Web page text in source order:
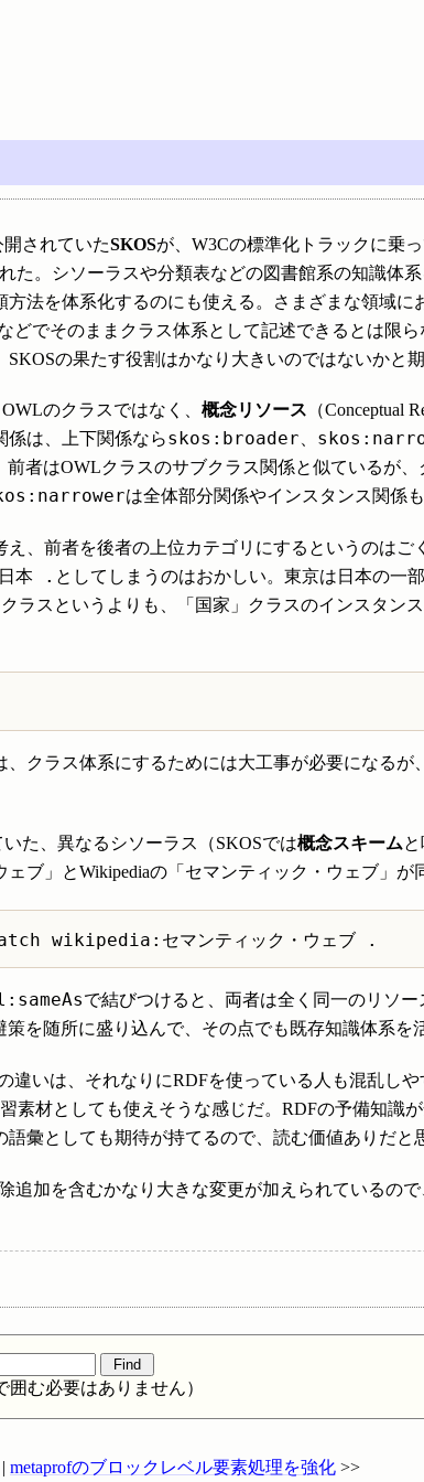
されていたSKOSが、W3Cの標準化トラックに乗
た。シソーラスや分類表などの図書館系の知識体
法を体系化するのにも使える。さまざまな領域
どでそのままクラス体系として記述できるとは限
の果たす役割はかなり大きいのではないかと期
のクラスではなく、 概念リソース （Conceptual
係は、上下関係ならskos:broader
者はOWLクラスのサブクラス関係と似ているが
は全体部分関係やインスタンス関係
、前者を後者の上位カテゴリにするというのはご
本 . としてしまうのはおかしい。東京は日本の一
ラスというよりも、「国家」クラスのインスタン
クラス体系にするためには大工事が必要になるが
た、異なるシソーラス（SKOSでは概念スキーム
ブ」とWikipediaの「セマンティック・ウェブ」が
で結びつけると、両者は全く同一のリソ
を随所に盛り込んで、その点でも既存知識体系を
いは、それなりにRDFを使っている人も混乱し
素材としても使えそうな感じだ。RDFの予備知識
彙としても期待が持てるので、読む価値ありだと
追加を含むかなり大きな変更が加えられているの
囲む必要はありません）
| metaprofのブロックレベル要素処理を強化 >>